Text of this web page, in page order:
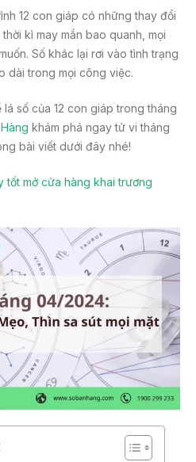
12 con giáp có những thay đổi
kì may mắn bao quanh, mọi
Số khác lại rơi vào tình trạng
dài trong mọi công việc.
số của 12 con giáp trong tháng
khám phá ngay tử vi tháng
bài viết dưới đây nhé!
tốt mở cửa hàng khai trương